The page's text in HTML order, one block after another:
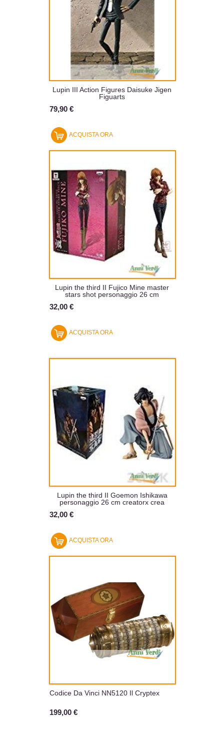
Lupin III Action Figures Daisuke Jigen
Figuarts
79,90 €
ACQUISTA ORA
Lupin the third II Fujico Mine master
stars shot personaggio 26 cm
32,00 €
ACQUISTA ORA
Lupin the third II Goemon Ishikawa
personaggio 26 cm creatorx crea
32,00 €
ACQUISTA ORA
Codice Da Vinci NN5120 Il Cryptex
199,00 €